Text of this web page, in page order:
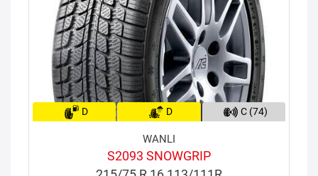
D D C (74)
WANLI
S2093 SNOWGRIP